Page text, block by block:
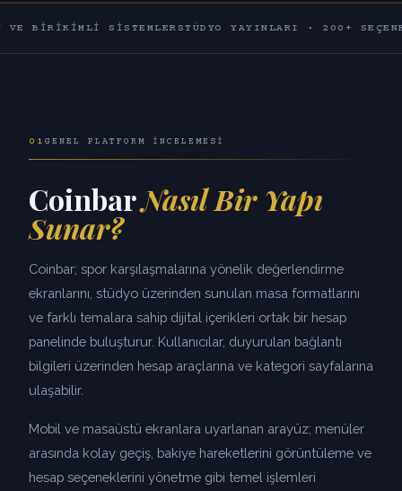
SISTEMLERSTÜDYO YAYINLARI·200+ SEÇENEK 60+
01 GENEL PLATFORM İNCELEMESI
CoinbarNasıl Bir Yapı
Sunar?
Coinbar; spor karşılaşmalarına yönelik değerlendirme
ekranlarını, stüdyo üzerinden sunulan masa formatlarını
ve farklı temalara sahip dijital içerikleri ortak bir hesap
panelinde buluşturur. Kullanıcılar, duyurulan bağlantı
bilgileri üzerinden hesap araçlarına ve kategori sayfalarına
ulaşabilir.
Mobil ve masaüstü ekranlara uyarlanan arayüz; menüler
arasında kolay geçiş, bakiye hareketlerini görüntüleme ve
hesap seçeneklerini yönetme gibi temel işlemleri